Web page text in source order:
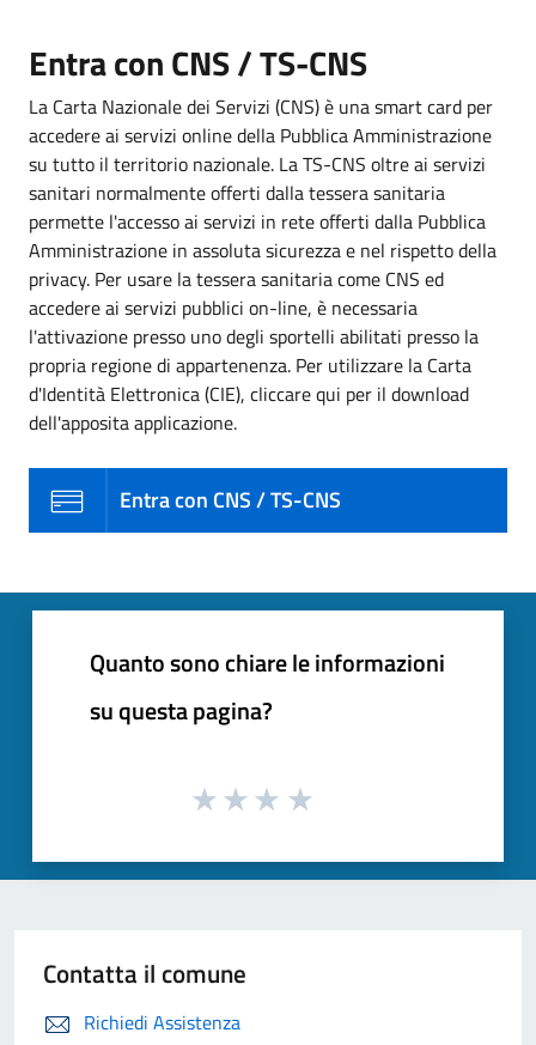
Entra con CNS / TS-CNS
La Carta Nazionale dei Servizi (CNS) è una smart card per
accedere ai servizi online della Pubblica Amministrazione
su tutto il territorio nazionale. La TS-CNS oltre ai servizi
sanitari normalmente offerti dalla tessera sanitaria
permette l'accesso ai servizi in rete offerti dalla Pubblica
Amministrazione in assoluta sicurezza e nel rispetto della
privacy. Per usare la tessera sanitaria come CNS ed
accedere ai servizi pubblici on-line, è necessaria
l'attivazione presso uno degli sportelli abilitati presso la
propria regione di appartenenza. Per utilizzare la Carta
d'Identità Elettronica (CIE), cliccare qui per il download
dell'apposita applicazione.
Entra con CNS / TS-CNS
Quanto sono chiare le informazioni
su questa pagina?
Contatta il comune
Richiedi Assistenza